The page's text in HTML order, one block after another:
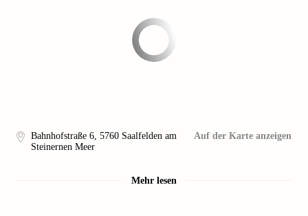
Bahnhofstraße 6, 5760 Saalfelden am
Steinernen Meer
Auf der Karte anzeigen
Mehr lesen